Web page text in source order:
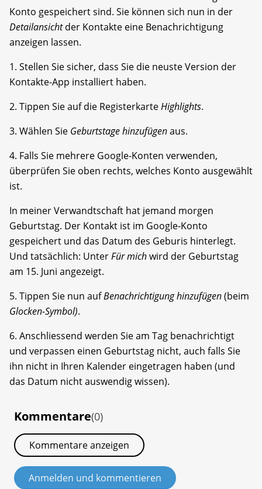
Konto gespeichert sind. Sie können sich nun in der
Detailansichtder Kontakte eine Benachrichtigung
anzeigen lassen.
1. Stellen Sie sicher, dass Sie die neuste Version der
Kontakte-App installiert haben.
2. Tippen Sie auf die RegisterkarteHighlights.
3. Wählen Sie Geburtstage hinzufügenaus.
4. Falls Sie mehrere Google-Konten verwenden,
überprüfen Sie oben rechts, welches Konto ausgewählt
ist.
In meiner Verwandtschaft hat jemand morgen
Geburtstag. Der Kontakt ist im Google-Konto
gespeichert und das Datum des Geburis hinterlegt.
Und tatsächlich: UnterFür michwird der Geburtstag
am 15. Juni angezeigt.
5. Tippen Sie nun aufBenachrichtigung hinzufügen(beim
Glocken-Symbol).
6. Anschliessend werden Sie am Tag benachrichtigt
und verpassen einen Geburtstag nicht, auch falls Sie
ihn nicht in Ihren Kalender eingetragen haben (und
das Datum nicht auswendig wissen).
Kommentare(0)
Kommentare anzeigen
Anmelden und kommentieren